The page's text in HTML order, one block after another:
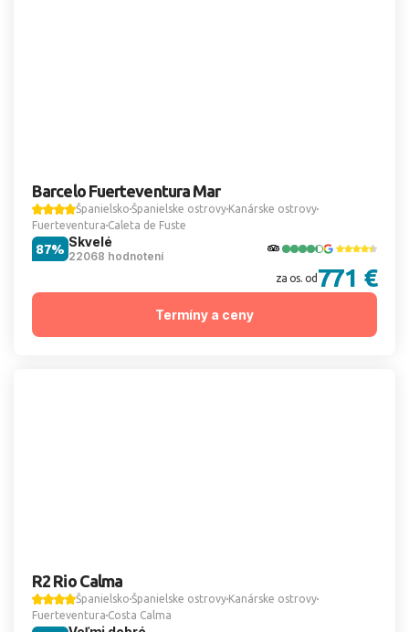
Barcelo Fuerteventura Mar
Španielsko Španielske ostrovy Kanárske ostrovy
Fuerteventura Caleta de Fuste
Skvelé
22068 hodnotení
87%
za os. od 771 €
Termíny a ceny
R2 Rio Calma
Španielsko Španielske ostrovy Kanárske ostrovy
Fuerteventura Costa Calma